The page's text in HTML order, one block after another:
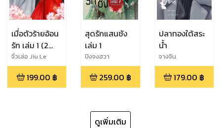
เมื่อตัวร้ายอ้อน
รัก เล่ม 1 (2
เล่มจบ)
จิ่วเล่อ Jiu Le
199.00 ฿
สุดรักแสนชัง
เล่ม 1
ปิงจงฮวา
259.00 ฿
ปลาทองใต้สระ
น้ำ
จางจิน
179.00 ฿
ดูเพิ่มเติม